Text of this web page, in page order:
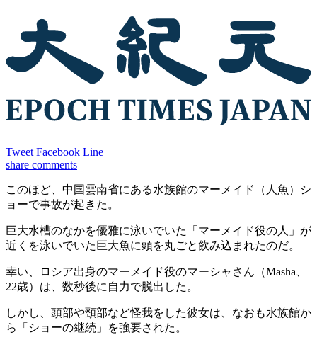
Tweet Facebook Line
share comments
このほど、中国雲南省にある水族館のマーメイド（人魚）シ
ョーで事故が起きた。
巨大水槽のなかを優雅に泳いでいた「マーメイド役の人」が
近くを泳いでいた巨大魚に頭を丸ごと飲み込まれたのだ。
幸い、ロシア出身のマーメイド役のマーシャさん（Masha、
22歳）は、数秒後に自力で脱出した。
しかし、頭部や頸部など怪我をした彼女は、なおも水族館か
ら「ショーの継続」を強要された。